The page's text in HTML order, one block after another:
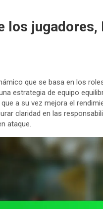
los jugadores,
que se basa en los
estrategia de equipo
a su vez mejora el
claridad en las
ataque.